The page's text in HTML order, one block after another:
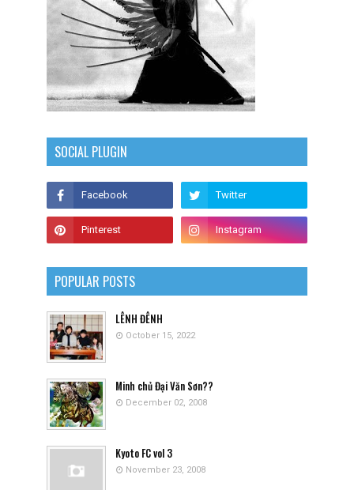
SOCIAL PLUGIN
POPULAR POSTS
LÊNH ĐÊNH
October 15, 2022
Minh chủ Đại Văn Sơn??
December 02, 2008
Kyoto FC vol 3
November 23, 2008